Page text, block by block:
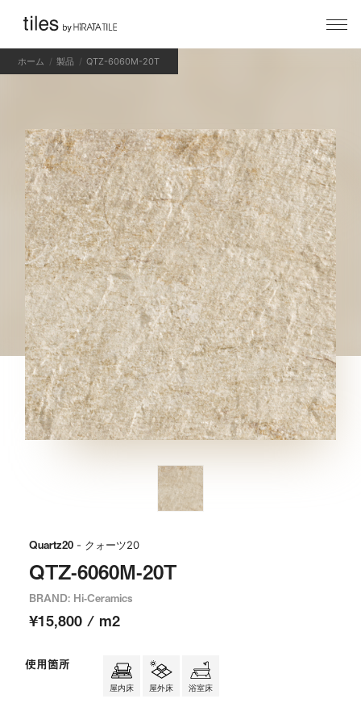
ホーム 製品 QTZ-6060M-20T
Quartz20 - クォーツ20
QTZ-6060M-20T
BRAND: Hi-Ceramics
¥15,800 / m2
使用箇所
屋内床 屋外床 浴室床